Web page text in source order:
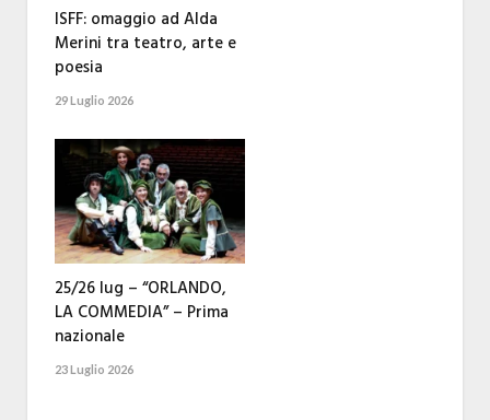
ISFF: omaggio ad Alda
Merini tra teatro, arte e
poesia
29 Luglio 2026
25/26 lug – “ORLANDO,
LA COMMEDIA” – Prima
nazionale
23 Luglio 2026